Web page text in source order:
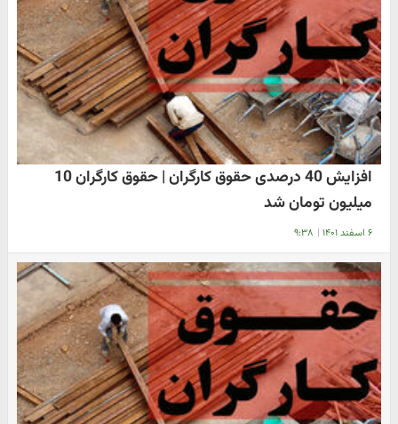
افزایش 40 درصدی حقوق کارگران | حقوق کارگران 10
میلیون تومان شد
۶ اسفند ۱۴۰۱ | ۹:۳۸